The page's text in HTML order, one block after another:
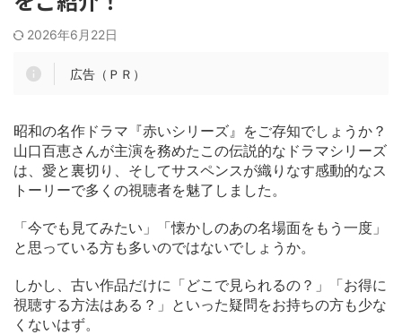
2026年6月22日
広告（ＰＲ）
昭和の名作ドラマ『赤いシリーズ』をご存知でしょうか？
山口百恵さんが主演を務めたこの伝説的なドラマシリーズ
は、愛と裏切り、そしてサスペンスが織りなす感動的なス
トーリーで多くの視聴者を魅了しました。
「今でも見てみたい」「懐かしのあの名場面をもう一度」
と思っている方も多いのではないでしょうか。
しかし、古い作品だけに「どこで見られるの？」「お得に
視聴する方法はある？」といった疑問をお持ちの方も少な
くないはず。